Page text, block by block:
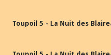
Toupoil 5 - La Nuit des